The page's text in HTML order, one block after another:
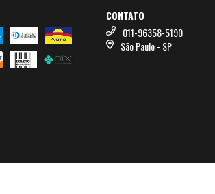
CONTATO
011-96358-5190
São Paulo - SP